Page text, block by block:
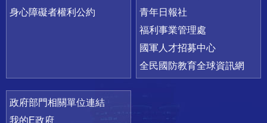
身心障礙者權利公約
青年日報社
福利事業管理處
國軍人才招募中心
全民國防教育全球資訊網
政府部門相關單位連結
我的E政府